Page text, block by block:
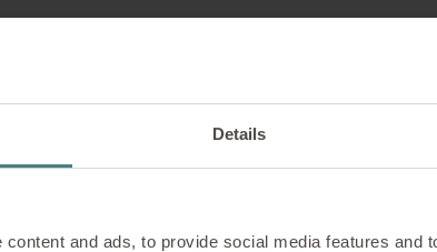
Details
and ads, to provide social media features and
Impressions